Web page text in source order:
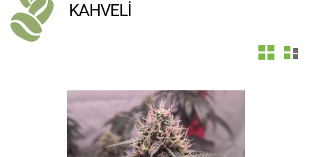
KAHVELI